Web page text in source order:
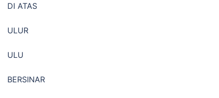
DI ATAS
ULUR
ULU
BERSINAR